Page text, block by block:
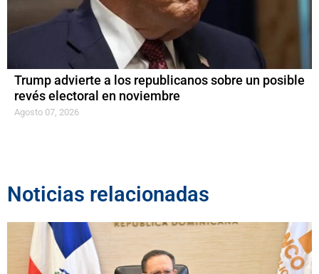
Trump advierte a los republicanos sobre un posible
revés electoral en noviembre
Agosto 07, 2026
Noticias relacionadas